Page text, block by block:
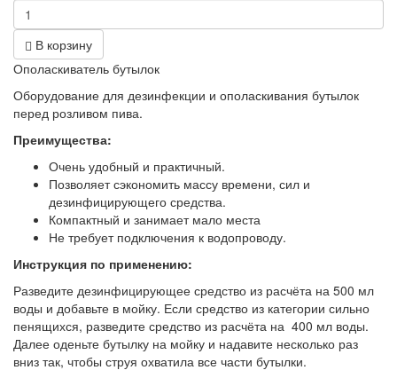
В корзину
Ополаскиватель бутылок
Оборудование для дезинфекции и ополаскивания бутылок
перед розливом пива.
Преимущества:
Очень удобный и практичный.
Позволяет сэкономить массу времени, сил и
дезинфицирующего средства.
Компактный и занимает мало места
Не требует подключения к водопроводу.
Инструкция по применению:
Разведите дезинфицирующее средство из расчёта на 500 мл
воды и добавьте в мойку. Если средство из категории сильно
пенящихся, разведите средство из расчёта на 400 мл воды.
Далее оденьте бутылку на мойку и надавите несколько раз
вниз так, чтобы струя охватила все части бутылки.